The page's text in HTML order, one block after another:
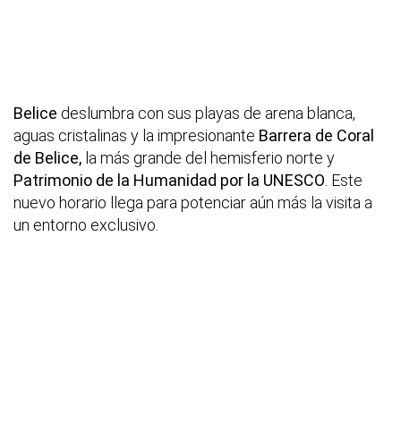
Belice deslumbra con sus playas de arena blanca,
aguas cristalinas y la impresionante Barrera de Coral
de Belice, la más grande del hemisferio norte y
Patrimonio de la Humanidad por la UNESCO . Este
nuevo horario llega para potenciar aún más la visita a
un entorno exclusivo.